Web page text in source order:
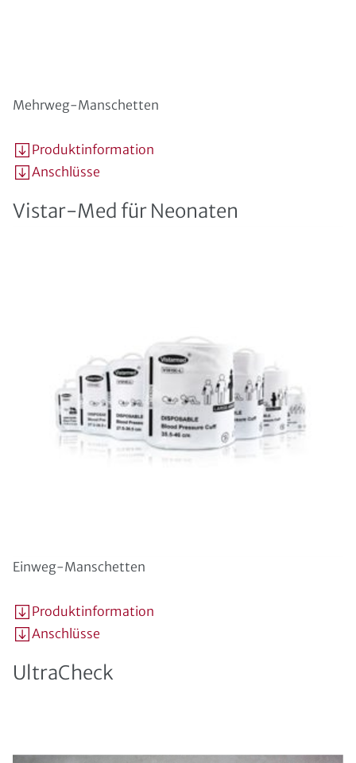
Mehrweg-Manschetten
Produktinformation
Anschlüsse
Vistar-Med für Neonaten
Einweg-Manschetten
Produktinformation
Anschlüsse
UltraCheck